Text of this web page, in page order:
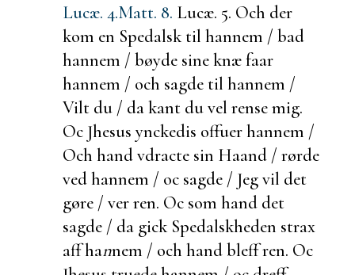
Lucæ. 4.Matt. 8. Lucæ. 5. Och der
kom en Spedalsk til hannem / bad
hannem / bøyde sine knæ faar
hannem / och sagde til hannem /
Vilt du / da kant du vel rense mig.
Oc Jhesus ynckedis offuer hannem /
Och hand vdracte sin Haand / rørde
ved hannem / oc sagde / Jeg vil det
gøre / ver ren. Oc som hand det
sagde / da gick Spedalskheden strax
aff hannem / och hand bleff ren. Oc